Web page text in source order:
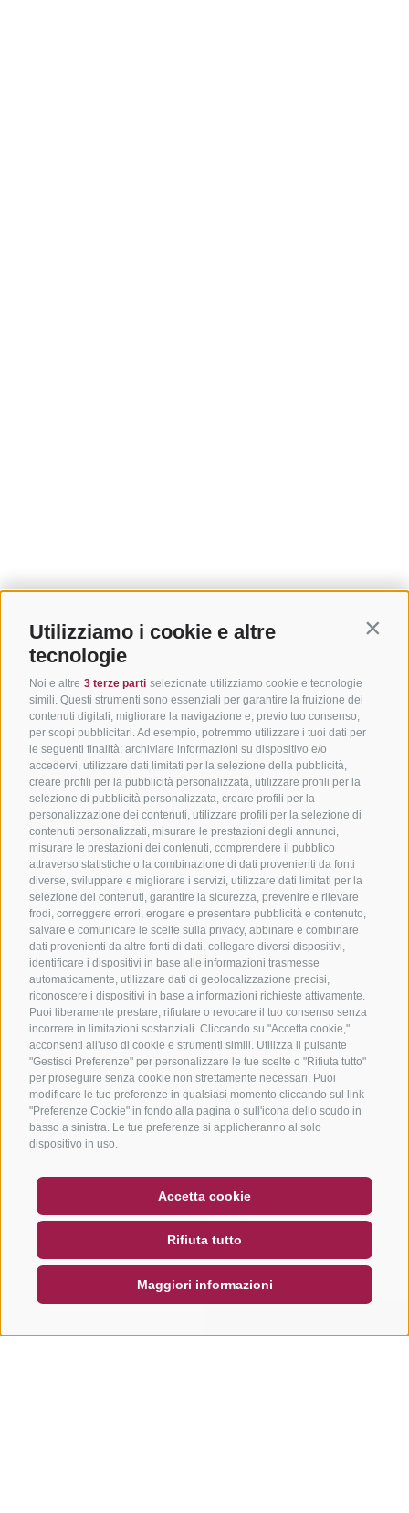
Utilizziamo i cookie e altre
tecnologie
Noi e altre 3 terze parti selezionate utilizziamo cookie e tecnologie
simili. Questi strumenti sono essenziali per garantire la fruizione dei
contenuti digitali, migliorare la navigazione e, previo tuo consenso,
per scopi pubblicitari. Ad esempio, potremmo utilizzare i tuoi dati per
le seguenti finalità: archiviare informazioni su dispositivo e/o
accedervi, utilizzare dati limitati per la selezione della pubblicità,
creare profili per la pubblicità personalizzata, utilizzare profili per la
selezione di pubblicità personalizzata, creare profili per la
personalizzazione dei contenuti, utilizzare profili per la selezione di
contenuti personalizzati, misurare le prestazioni degli annunci,
misurare le prestazioni dei contenuti, comprendere il pubblico
attraverso statistiche o la combinazione di dati provenienti da fonti
diverse, sviluppare e migliorare i servizi, utilizzare dati limitati per la
selezione dei contenuti, garantire la sicurezza, prevenire e rilevare
frodi, correggere errori, erogare e presentare pubblicità e contenuto,
salvare e comunicare le scelte sulla privacy, abbinare e combinare
dati provenienti da altre fonti di dati, collegare diversi dispositivi,
identificare i dispositivi in base alle informazioni trasmesse
automaticamente, utilizzare dati di geolocalizzazione precisi,
riconoscere i dispositivi in base a informazioni richieste attivamente.
Puoi liberamente prestare, rifiutare o revocare il tuo consenso senza
incorrere in limitazioni sostanziali. Cliccando su "Accetta cookie,"
acconsenti all'uso di cookie e strumenti simili. Utilizza il pulsante
"Gestisci Preferenze" per personalizzare le tue scelte o "Rifiuta tutto"
per proseguire senza cookie non strettamente necessari. Puoi
modificare le tue preferenze in qualsiasi momento cliccando sul link
"Preferenze Cookie" in fondo alla pagina o sull'icona dello scudo in
basso a sinistra. Le tue preferenze si applicheranno al solo
dispositivo in uso.
Accetta cookie
Rifiuta tutto
Maggiori informazioni
NEWSLETTER
SOCIAL WALL METEO